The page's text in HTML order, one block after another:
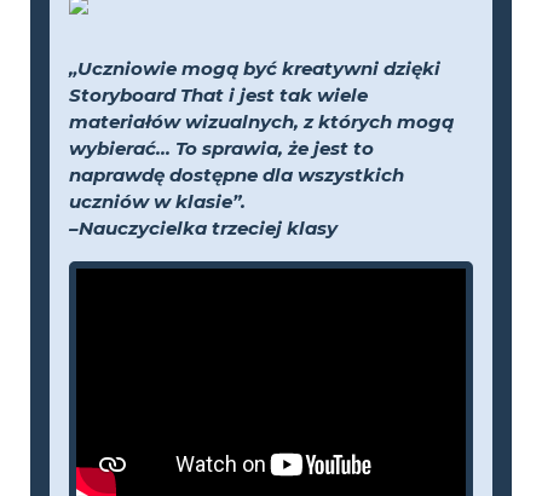
„Uczniowie mogą być kreatywni dzięki
Storyboard That i jest tak wiele
materiałów wizualnych, z których mogą
wybierać... To sprawia, że jest to
naprawdę dostępne dla wszystkich
uczniów w klasie”.
–Nauczycielka trzeciej klasy